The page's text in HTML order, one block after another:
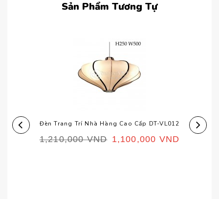
Sản Phẩm Tương Tự
Đèn Trang Trí Nhà Hàng Cao Cấp DT-VL012
1,210,000VND 1,100,000 VND